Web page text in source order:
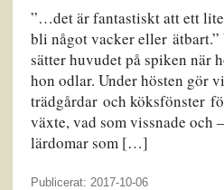
”…det är fantastiskt att ett
bli något vacker eller ätbart.”
sätter huvudet på spiken när
hon odlar. Under hösten gör
trädgårdar och köksfönster
växte, vad som vissnade och
lärdomar som […]
Publicerat: 2017-10-06